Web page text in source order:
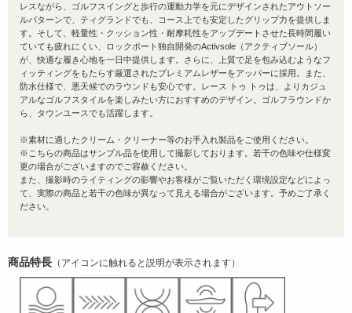
レスながら、ゴルフスイングと歩行の運動力学を元にデザインされたアウトソー
ルパターンで、ティグランドでも、コース上でも安定したグリップ力を提供しま
す。そして、軽量性・クッション性・耐摩耗性をアップデートさせた長時間履い
ていても疲れにくい、ロックポート独自開発のActivsole（アクティブソール）
が、快適な履き心地を一日中提供します。さらに、上質で足を包み込むようなフ
ィッティングをもたらす厳選されたプレミアムレザーをアッパーに採用。また、
防水仕様で、悪天候でのラウンドも安心です。レース トゥ トゥは、よりカジュ
アルなゴルフスタイルを楽しみたい方におすすめのデザイン。ゴルフラウンドか
ら、タウンユースでも活躍します。
※素材に適したクリーム・クリーナー等のお手入れ製品をご使用ください。
※こちらの商品はサンプル品を使用して撮影しております。若干の色味や仕様変
更の場合がございますのでご容赦ください。
また、撮影時のライティングの影響やお客様がご覧いただく環境設定などによっ
て、実際の商品と若干の色味が異なって見える場合がございます。予めご了承く
ださい。
商品特長 （アイコンに触れると説明が表示されます）